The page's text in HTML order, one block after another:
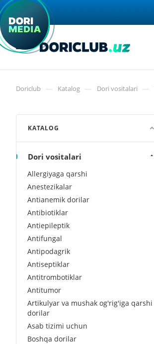
Doriclub — Katalog — Dori vositalari —
KATALOG
Dori vositalari
Allergiyaga qarshi
Anestezikalar
Antianemik dorilar
Antibiotiklar
Antiepileptik
Antifungal
Antipodagrik
Antiseptiklar
Antitrombotiklar
Antitumor
Artikulyar va mushak og'rig'iga qarshi
dorilar
Asab tizimi uchun
Boshqa dorilar